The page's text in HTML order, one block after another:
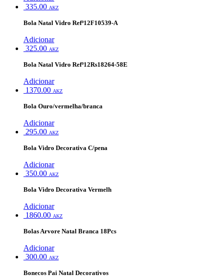
335.00 AKZ
Bola Natal Vidro Refº12F10539-A
Adicionar
325.00 AKZ
Bola Natal Vidro Refº12Rs18264-58E
Adicionar
1370.00 AKZ
Bola Ouro/vermelha/branca
Adicionar
295.00 AKZ
Bola Vidro Decorativa C/pena
Adicionar
350.00 AKZ
Bola Vidro Decorativa Vermelh
Adicionar
1860.00 AKZ
Bolas Arvore Natal Branca 18Pcs
Adicionar
300.00 AKZ
Bonecos Pai Natal Decorativos